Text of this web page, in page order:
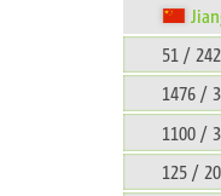
51 /
1476 /
1100 /
125 /